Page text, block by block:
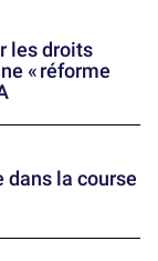
les droits
« réforme
dans la course